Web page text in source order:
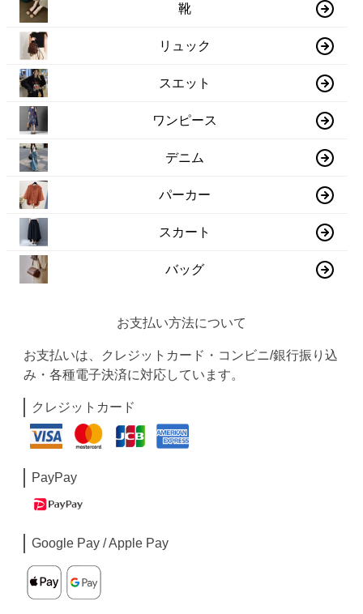
靴
リュック
スエット
ワンピース
デニム
パーカー
スカート
バッグ
お支払い方法について
お支払いは、クレジットカード・コンビニ/銀行振り込
み・各種電子決済に対応しています。
クレジットカード
PayPay
Google Pay / Apple Pay